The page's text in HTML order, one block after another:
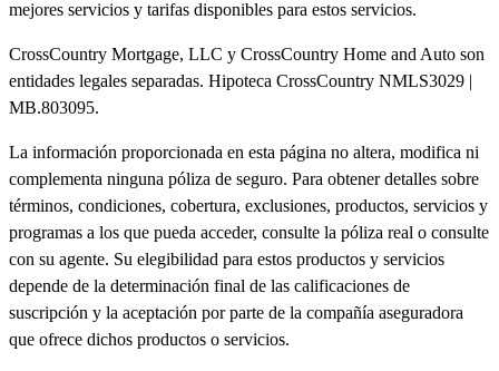
mejores servicios y tarifas disponibles para estos servicios.
CrossCountry Mortgage, LLC y CrossCountry Home and Auto son
entidades legales separadas. Hipoteca CrossCountry NMLS3029 |
MB.803095.
La información proporcionada en esta página no altera, modifica ni
complementa ninguna póliza de seguro. Para obtener detalles sobre
términos, condiciones, cobertura, exclusiones, productos, servicios y
programas a los que pueda acceder, consulte la póliza real o consulte
con su agente. Su elegibilidad para estos productos y servicios
depende de la determinación final de las calificaciones de
suscripción y la aceptación por parte de la compañía aseguradora
que ofrece dichos productos o servicios.